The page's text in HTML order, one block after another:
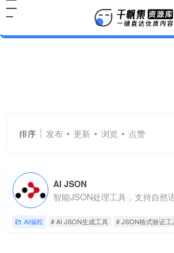
排序 发布 更新 浏览 点赞
AI JSON
智能JSON处理工具，支持自然
AI编程 # AI JSON生成工具 # JSON格式验证工